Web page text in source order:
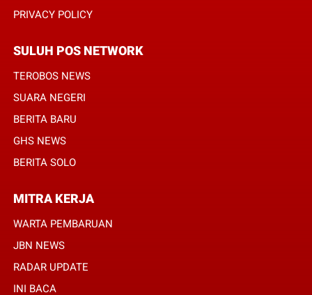
PRIVACY POLICY
SULUH POS NETWORK
TEROBOS NEWS
SUARA NEGERI
BERITA BARU
GHS NEWS
BERITA SOLO
MITRA KERJA
WARTA PEMBARUAN
JBN NEWS
RADAR UPDATE
INI BACA